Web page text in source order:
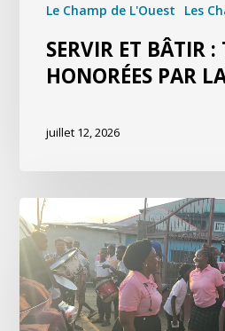
Le Champ de L'Ouest Les
SERVIR ET BÂTIR :
HONORÉES PAR
juillet 12, 2026